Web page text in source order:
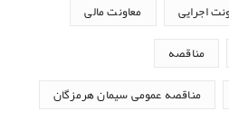
اجرایی معاونت مالی
مناقصه
مناقصه عمومی سیمان هرمزگان